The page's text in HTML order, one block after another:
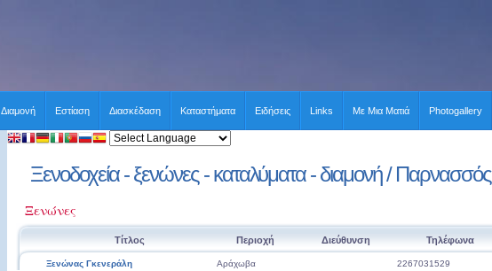
Διαμονή Εστίαση Διασκέδαση Καταστήματα Ειδήσεις Links Με Μια Ματιά Photogallery
Ξενοδοχεία - ξενώνες - καταλύματα - διαμονή / Παρνασσός
Ξενώνες
Τίτλος Περιοχή Διεύθυνση Τηλέφωνα
Ξενώνας Γκενεράλη Αράχωβα 2267031529